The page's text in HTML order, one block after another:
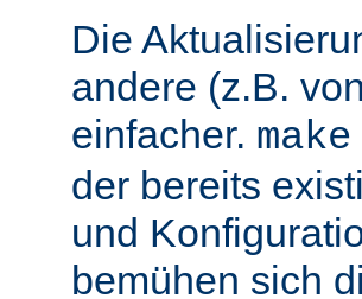
Die
andere (z.B.
einfacher.
der bereits
und
bemühen sich